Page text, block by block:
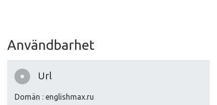
Användbarhet
Url
Domän : englishmax.ru